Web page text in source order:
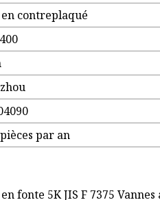
en contreplaqué
par an
fonte 5K JIS F 7375